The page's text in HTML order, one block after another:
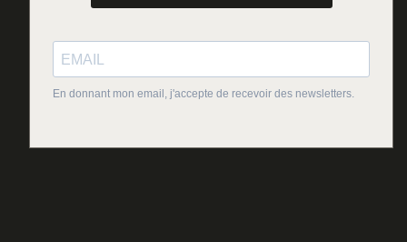
En donnant mon email, j'accepte de recevoir des newsletters.